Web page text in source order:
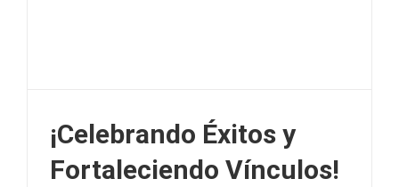
¡Celebrando Éxitos y
Fortaleciendo Vínculos!